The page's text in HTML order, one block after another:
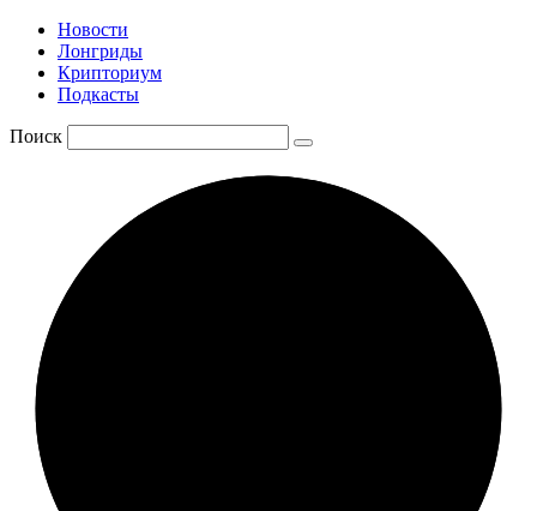
Новости
Лонгриды
Крипториум
Подкасты
Поиск